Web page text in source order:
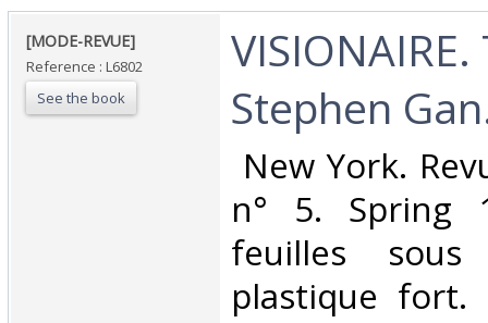
‎[MODE-REVUE]‎
Reference : L6802
See the book
Stephen
New York.
n° 5. Spring
feuilles
plastique fort.